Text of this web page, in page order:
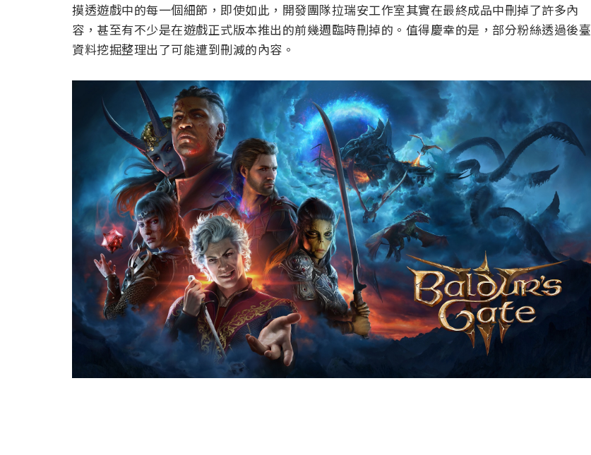
摸透遊戲中的每一個細節，即使如此，開發團隊拉瑞安工作室其實在最終成品中刪掉了許多內
容，甚至有不少是在遊戲正式版本推出的前幾週臨時刪掉的。值得慶幸的是，部分粉絲透過後臺
資料挖掘整理出了可能遭到刪減的內容。